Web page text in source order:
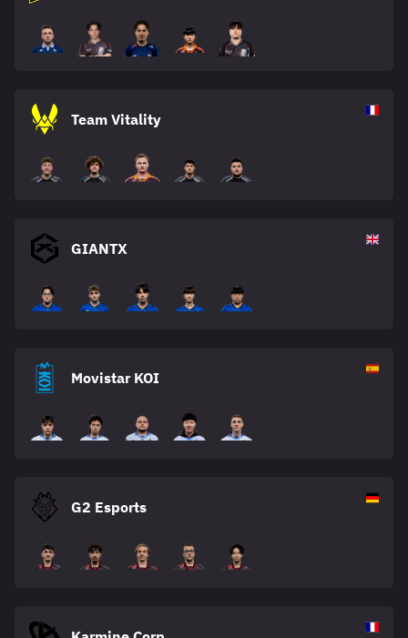
Team Vitality
GIANTX
Movistar KOI
G2 Esports